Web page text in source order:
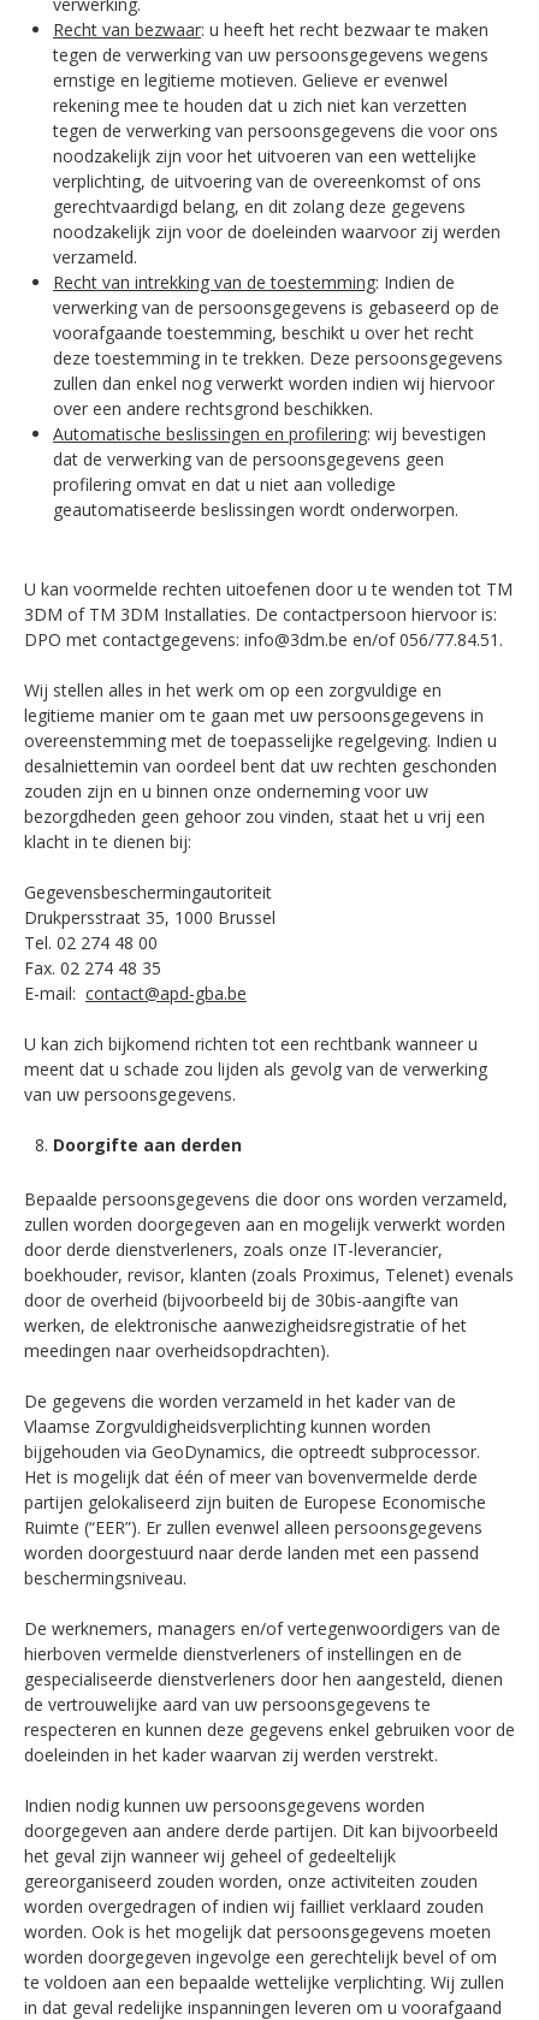
Recht van bezwaar: u heeft het recht bezwaar te maken
tegen de verwerking van uw persoonsgegevens wegens
ernstige en legitieme motieven. Gelieve er evenwel
rekening mee te houden dat u zich niet kan verzetten
tegen de verwerking van persoonsgegevens die voor ons
noodzakelijk zijn voor het uitvoeren van een wettelijke
verplichting, de uitvoering van de overeenkomst of ons
gerechtvaardigd belang, en dit zolang deze gegevens
noodzakelijk zijn voor de doeleinden waarvoor zij werden
verzameld.
Recht van intrekking van de toestemming: Indien de
verwerking van de persoonsgegevens is gebaseerd op de
voorafgaande toestemming, beschikt u over het recht
deze toestemming in te trekken. Deze persoonsgegevens
zullen dan enkel nog verwerkt worden indien wij hiervoor
over een andere rechtsgrond beschikken.
Automatische beslissingen en profilering: wij bevestigen
dat de verwerking van de persoonsgegevens geen
profilering omvat en dat u niet aan volledige
geautomatiseerde beslissingen wordt onderworpen.
U kan voormelde rechten uitoefenen door u te wenden tot TM
3DM of TM 3DM Installaties. De contactpersoon hiervoor is:
DPO met contactgegevens: info@3dm.be en/of 056/77.84.51.
Wij stellen alles in het werk om op een zorgvuldige en
legitieme manier om te gaan met uw persoonsgegevens in
overeenstemming met de toepasselijke regelgeving. Indien u
desalniettemin van oordeel bent dat uw rechten geschonden
zouden zijn en u binnen onze onderneming voor uw
bezorgdheden geen gehoor zou vinden, staat het u vrij een
klacht in te dienen bij:
Gegevensbeschermingautoriteit
Drukpersstraat 35, 1000 Brussel
Tel. 02 274 48 00
Fax. 02 274 48 35
E-mail: contact@apd-gba.be
U kan zich bijkomend richten tot een rechtbank wanneer u
meent dat u schade zou lijden als gevolg van de verwerking
van uw persoonsgegevens.
Doorgifte aan derden
Bepaalde persoonsgegevens die door ons worden verzameld,
zullen worden doorgegeven aan en mogelijk verwerkt worden
door derde dienstverleners, zoals onze IT-leverancier,
boekhouder, revisor, klanten (zoals Proximus, Telenet) evenals
door de overheid (bijvoorbeeld bij de 30bis-aangifte van
werken, de elektronische aanwezigheidsregistratie of het
meedingen naar overheidsopdrachten).
De gegevens die worden verzameld in het kader van de
Vlaamse Zorgvuldigheidsverplichting kunnen worden
bijgehouden via GeoDynamics, die optreedt subprocessor.
Het is mogelijk dat één of meer van bovenvermelde derde
partijen gelokaliseerd zijn buiten de Europese Economische
Ruimte (“EER”). Er zullen evenwel alleen persoonsgegevens
worden doorgestuurd naar derde landen met een passend
beschermingsniveau.
De werknemers, managers en/of vertegenwoordigers van de
hierboven vermelde dienstverleners of instellingen en de
gespecialiseerde dienstverleners door hen aangesteld, dienen
de vertrouwelijke aard van uw persoonsgegevens te
respecteren en kunnen deze gegevens enkel gebruiken voor de
doeleinden in het kader waarvan zij werden verstrekt.
Indien nodig kunnen uw persoonsgegevens worden
doorgegeven aan andere derde partijen. Dit kan bijvoorbeeld
het geval zijn wanneer wij geheel of gedeeltelijk
gereorganiseerd zouden worden, onze activiteiten zouden
worden overgedragen of indien wij failliet verklaard zouden
worden. Ook is het mogelijk dat persoonsgegevens moeten
worden doorgegeven ingevolge een gerechtelijk bevel of om
te voldoen aan een bepaalde wettelijke verplichting. Wij zullen
in dat geval redelijke inspanningen leveren om u voorafgaand